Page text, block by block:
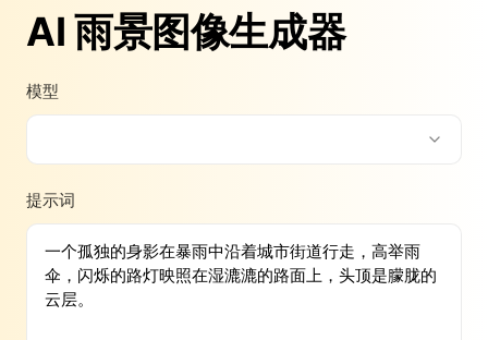
AI 雨景图像生成器
模型
提示词